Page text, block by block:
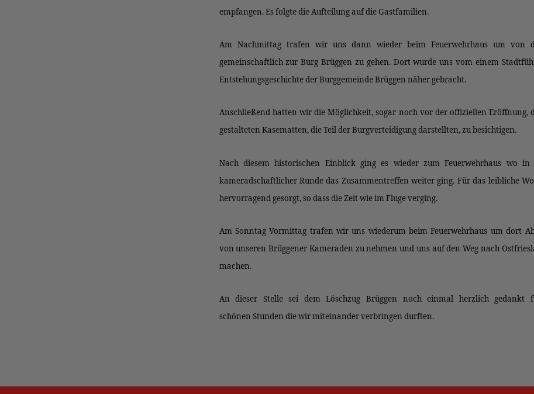
empfangen. Es folgte die Aufteilung auf die Gastfamilien.
Am Nachmittag trafen wir uns dann wieder beim Feuerwehrhaus um von
gemeinschaftlich zur Burg Brüggen zu gehen. Dort wurde uns vom einem
Entstehungsgeschichte der Burggemeinde Brüggen näher gebracht.
Anschließend hatten wir die Möglichkeit, sogar noch vor der offiziellen Eröffnung,
gestalteten Kasematten, die Teil der Burgverteidigung darstellten, zu besichtigen.
Nach diesem historischen Einblick ging es wieder zum Feuerwehrhaus wo in
kameradschaftlicher Runde das Zusammentreffen weiter ging. Für das leibliche
hervorragend gesorgt, so dass die Zeit wie im Fluge verging.
Am Sonntag Vormittag trafen wir uns wiederum beim Feuerwehrhaus um dort
von unseren Brüggener Kameraden zu nehmen und uns auf den Weg nach
machen.
An dieser Stelle sei dem Löschzug Brüggen noch einmal herzlich gedankt
schönen Stunden die wir miteinander verbringen durften.